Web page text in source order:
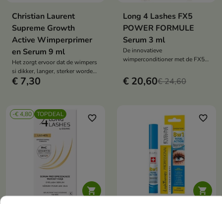
Christian Laurent
Supreme Growth
Active Wimperprimer
en Serum 9 ml
Het zorgt ervoor dat de wimpers
si dikker, langer, sterker worden
en minder snel uitvallen.
€ 7,30
Long 4 Lashes FX5
POWER FORMULE
Serum 3 ml
De innovatieve
wimperconditioner met de FX5-
uitgebreide werking
€ 20,60€ 24,60
-€ 4,80 TOPDEAL

favorite_border

favorite_border